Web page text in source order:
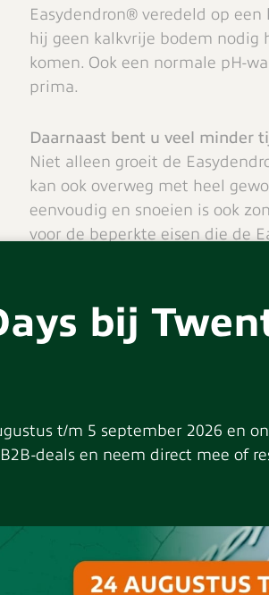
bij
t/m 5 september 2026 en
deals en neem direct mee of
Easydendron® veredeld op
hij geen kalkvrije bodem
komen. Ook een normale pH-
prima.
Daarnaast bent u veel minder
Niet alleen groeit de
kan ook overweg met heel
eenvoudig en snoeien is ook
voor de beperkte eisen die de
kunt u zich opmaken voor
Met zijn grote en kleurrijke
prachtig uit; hij helpt ook mee
houden. De groenblijvende
jaargetijden. Hij biedt veel
voorjaar en de zomer een plek
verkrijgbaar in alle kleuren;